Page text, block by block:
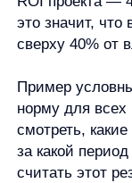
не окупились в
рублей, а
чистый
20 000 рублей.
−20%.
ROI около
почти не дали